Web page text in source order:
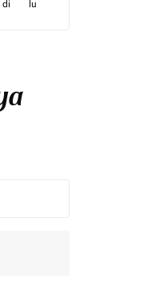
di lu
trip Selected